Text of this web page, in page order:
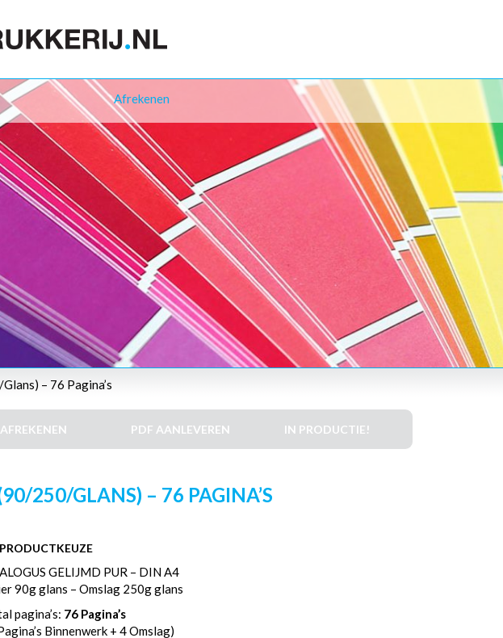
Afrekenen
– 76 Pagina’s
AFREKENEN PDF AANLEVEREN IN PRODUCTIE!
250/GLANS) – 76 PAGINA’S
GELIJMD PUR – DIN A4
90g glans – Omslag 250g glans
pagina’s: 76 Pagina’s
Binnenwerk + 4 Omslag)